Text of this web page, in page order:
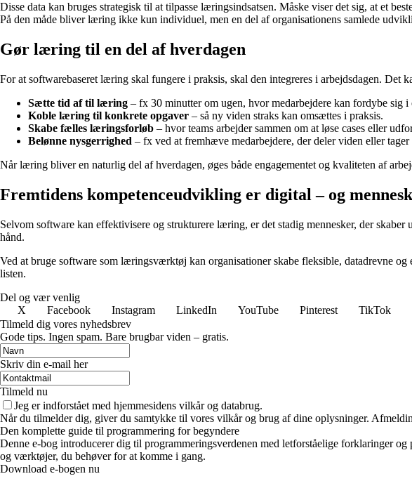
Disse data kan bruges strategisk til at tilpasse læringsindsatsen. Måske viser det sig, at et
På den måde bliver læring ikke kun individuel, men en del af organisationens samlede
Gør læring til en del af hverdagen
For at softwarebaseret læring skal fungere i praksis, skal den integreres i arbejdsdagen. Det
Sætte tid af til læring – fx 30 minutter om ugen, hvor medarbejdere kan fordybe sig i
Koble læring til konkrete opgaver – så ny viden straks kan omsættes i praksis.
Skabe fælles læringsforløb – hvor teams arbejder sammen om at løse cases eller
Belønne nysgerrighed – fx ved at fremhæve medarbejdere, der deler viden eller
Når læring bliver en naturlig del af hverdagen, øges både engagementet og kvaliteten af
Fremtidens kompetenceudvikling er digital – og
Selvom software kan effektivisere og strukturere læring, er det stadig mennesker, der
hånd.
Ved at bruge software som læringsværktøj kan organisationer skabe fleksible, datadrevne
listen.
Del og vær venlig
X
Facebook Instagram LinkedIn YouTube Pinterest TikTok
Tilmeld dig vores nyhedsbrev
Gode tips. Ingen spam. Bare brugbar viden – gratis.
Skriv din e-mail her
Tilmeld nu
Jeg er indforstået med hjemmesidens vilkår og databrug.
Når du tilmelder dig, giver du samtykke til vores vilkår og brug af dine oplysninger.
Den komplette guide til programmering for begyndere
Denne e-bog introducerer dig til programmeringsverdenen med letforståelige forklaringer
og værktøjer, du behøver for at komme i gang.
Download e-bogen nu